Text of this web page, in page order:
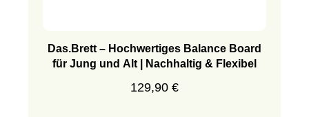
Das.Brett – Hochwertiges Balance Board
für Jung und Alt | Nachhaltig & Flexibel
Regulärer Preis:
129,90 €